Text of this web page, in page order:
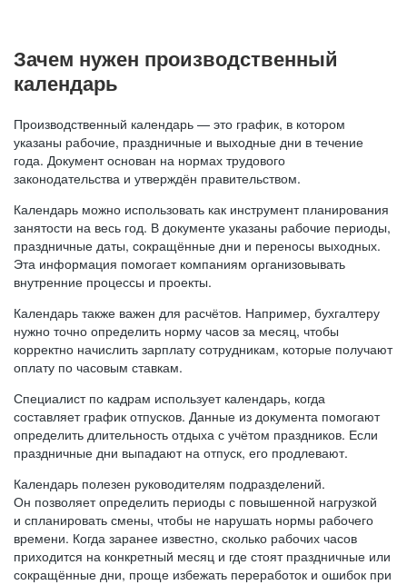
Зачем нужен производственный
календарь
Производственный календарь — это график, в котором
указаны рабочие, праздничные и выходные дни в течение
года. Документ основан на нормах трудового
законодательства и утверждён правительством.
Календарь можно использовать как инструмент планирования
занятости на весь год. В документе указаны рабочие периоды,
праздничные даты, сокращённые дни и переносы выходных.
Эта информация помогает компаниям организовывать
внутренние процессы и проекты.
Календарь также важен для расчётов. Например, бухгалтеру
нужно точно определить норму часов за месяц, чтобы
корректно начислить зарплату сотрудникам, которые получают
оплату по часовым ставкам.
Специалист по кадрам использует календарь, когда
составляет график отпусков. Данные из документа помогают
определить длительность отдыха с учётом праздников. Если
праздничные дни выпадают на отпуск, его продлевают.
Календарь полезен руководителям подразделений.
Он позволяет определить периоды с повышенной нагрузкой
и спланировать смены, чтобы не нарушать нормы рабочего
времени. Когда заранее известно, сколько рабочих часов
приходится на конкретный месяц и где стоят праздничные или
сокращённые дни, проще избежать переработок и ошибок при